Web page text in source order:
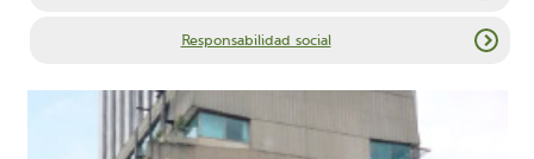
Responsabilidad social